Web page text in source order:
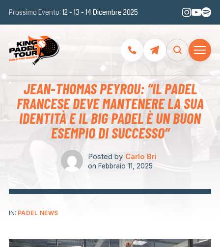
Prossimo Evento: 12 - 13 - 14 Dicembre 2025
JEAN-THOMAS PEYROU: “IL PADEL
FRANCESE DEVE MANTENERE LA SUA
IDENTITÀ E IL BIG PADEL È UN BUON
ESEMPIO DI SUCCESSO”
Posted by Carlo Bri
on Febbraio 11, 2025
IN: PADEL NEWS